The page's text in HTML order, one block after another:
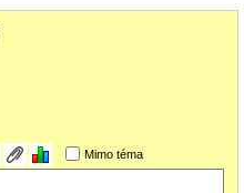
Mimo téma